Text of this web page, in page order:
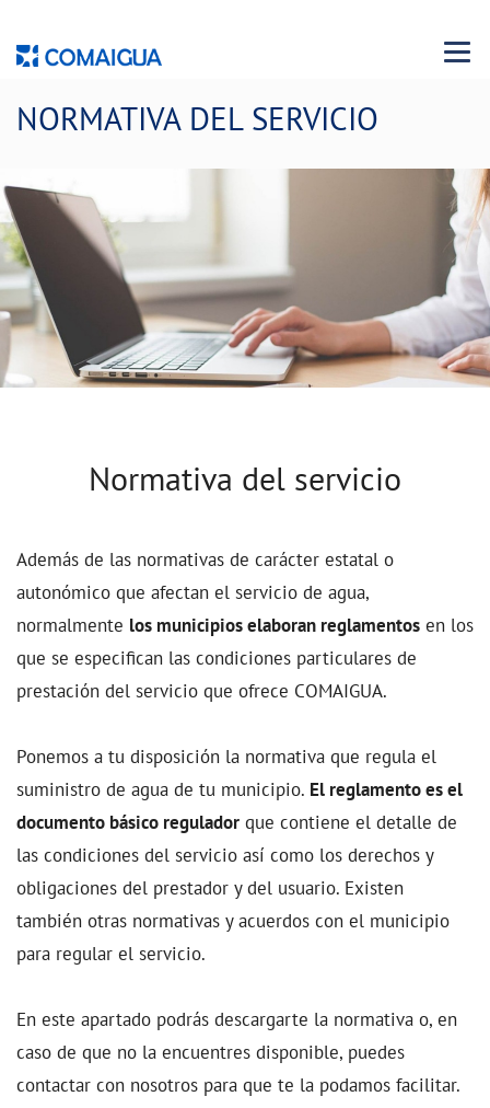
Menu
NORMATIVA DEL SERVICIO
Normativa del servicio
Además de las normativas de carácter estatal o
autonómico que afectan el servicio de agua,
normalmente los municipios elaboran reglamentos en los
que se especifican las condiciones particulares de
prestación del servicio que ofrece COMAIGUA.
Ponemos a tu disposición la normativa que regula el
suministro de agua de tu municipio. El reglamento es el
documento básico regulador que contiene el detalle de
las condiciones del servicio así como los derechos y
obligaciones del prestador y del usuario. Existen
también otras normativas y acuerdos con el municipio
para regular el servicio.
En este apartado podrás descargarte la normativa o, en
caso de que no la encuentres disponible, puedes
contactar con nosotros para que te la podamos facilitar.